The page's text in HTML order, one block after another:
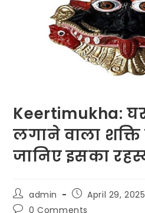
Keertimukha: घर
लगाने वाला शक्ति
जानिए इसका
Post
author:
admin
Post
published:
April 29, 2025
Post0 Comments